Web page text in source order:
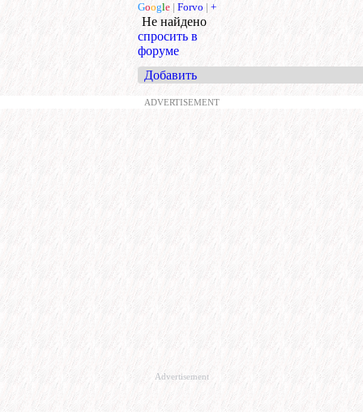
Google | Forvo | +
Не найдено
спросить в
форуме
Добавить
ADVERTISEMENT
Advertisement